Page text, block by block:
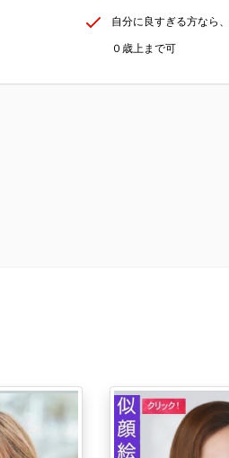
自分に良すぎる方なら
０歳上まで可